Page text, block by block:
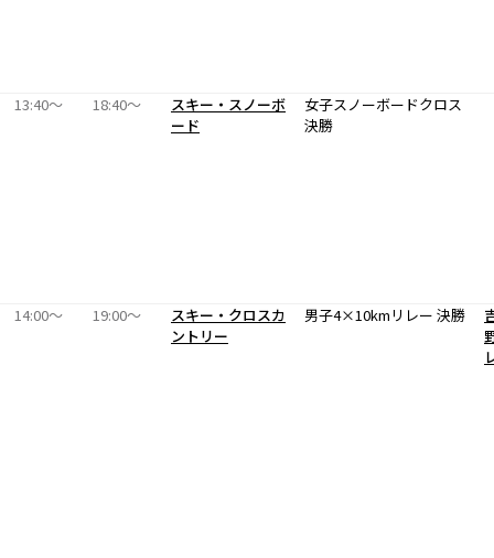
13:40〜 18:40〜
スキー・スノーボ
ード
女子スノーボードクロス
決勝
14:00〜 19:00〜
スキー・クロスカ
ントリー
男子4×10kmリレー 決勝